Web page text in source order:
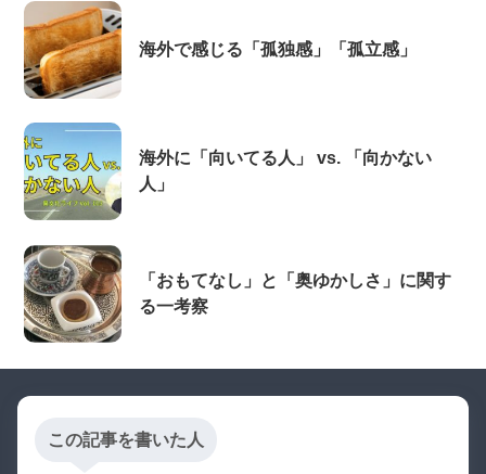
海外で感じる「孤独感」「孤立感」
海外に「向いてる人」 vs. 「向かない
人」
「おもてなし」と「奥ゆかしさ」に関す
る一考察
この記事を書いた人